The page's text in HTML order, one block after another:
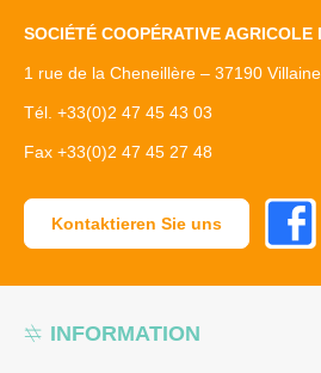
INFORMATION
SOCIÉTÉ COOPÉRATIVE AGRICOLE
1 rue de la Cheneillère – 37190
Tél. +33(0)2 47 45 43 03
Fax +33(0)2 47 45 27 48
Kontaktieren Sie uns